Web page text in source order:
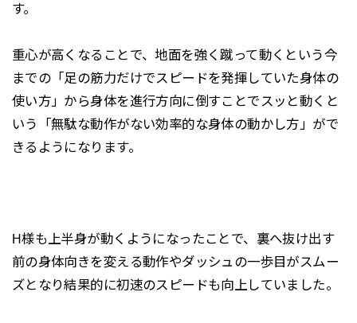
す。
重心が高くなることで、地面を強く蹴って動くという今
までの「足の筋力だけでスピードを発揮していた身体の
使い方」から身体を進行方向に倒すことでスッと動くと
いう「無駄な動作がない効率的な身体の動かし方」がで
きるようになります。
H様も上半身が動くようになったことで、裏へ抜け出す
前の身体向きを変える動作やダッシュの一歩目がスムー
ズとなり結果的に初速のスピードも向上していました。